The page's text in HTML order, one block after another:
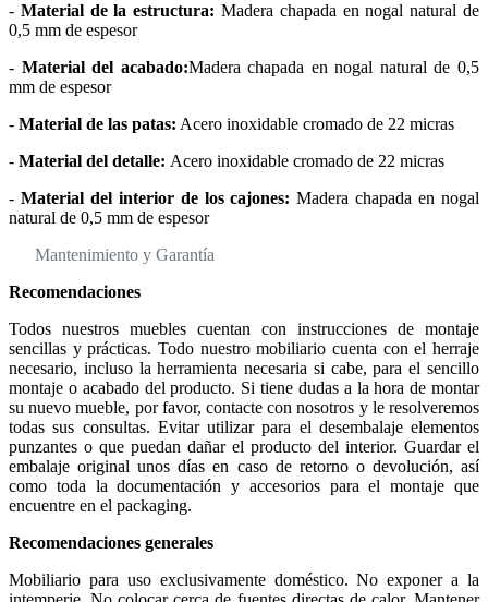
- Material de la estructura: Madera chapada en nogal natural de
0,5 mm de espesor
- Material del acabado:Madera chapada en nogal natural de 0,5
mm de espesor
- Material de las patas: Acero inoxidable cromado de 22 micras
- Material del detalle: Acero inoxidable cromado de 22 micras
- Material del interior de los cajones:Madera chapada en nogal
natural de 0,5 mm de espesor
Mantenimiento y Garantía
Recomendaciones
Todos nuestros muebles cuentan con instrucciones de montaje
sencillas y prácticas. Todo nuestro mobiliario cuenta con el herraje
necesario, incluso la herramienta necesaria si cabe, para el sencillo
montaje o acabado del producto. Si tiene dudas a la hora de montar
su nuevo mueble, por favor, contacte con nosotros y le resolveremos
todas sus consultas. Evitar utilizar para el desembalaje elementos
punzantes o que puedan dañar el producto del interior. Guardar el
embalaje original unos días en caso de retorno o devolución, así
como toda la documentación y accesorios para el montaje que
encuentre en el packaging.
Recomendaciones generales
Mobiliario para uso exclusivamente doméstico. No exponer a la